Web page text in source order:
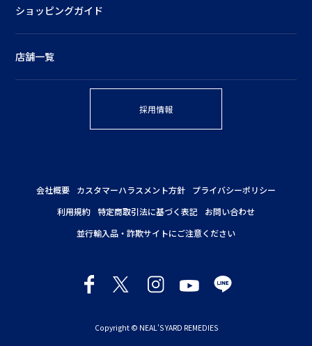
ショッピングガイド
店舗一覧
採用情報
会社概要 カスタマーハラスメント方針
プライバシーポリシー
利用規約 特定商取引法に基づく表記
お問い合わせ
並行輸入品・詐欺サイトにご注意ください
Copyright © NEAL'S YARD REMEDIES